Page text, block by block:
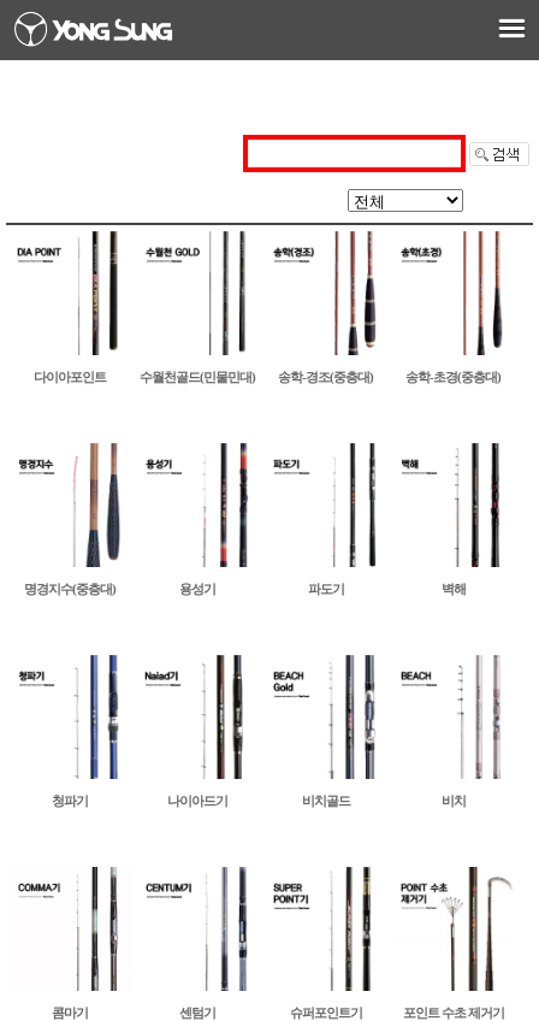
다이아포인트 수월천골드(민물민대) 송학-경조(중층대) 송학-초경(중층대)
명경지수(중층대) 용성기 파도기 벽해
청파기 나이아드기 비치골드 비치
콤마기 센텀기 슈퍼포인트기 포인트 수초 제거기